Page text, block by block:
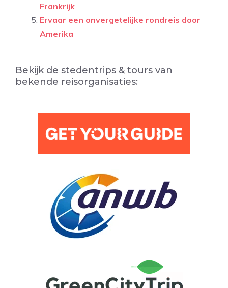
Frankrijk
Ervaar een onvergetelijke rondreis door
Amerika
Bekijk de stedentrips & tours van
bekende reisorganisaties: